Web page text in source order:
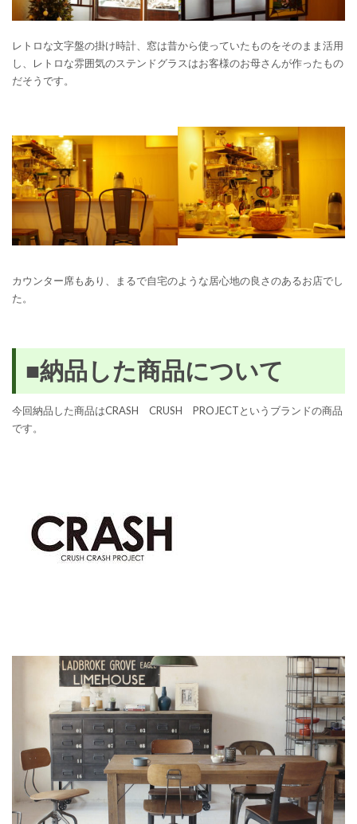
レトロな文字盤の掛け時計、窓は昔から使っていたものをそのまま活用
し、レトロな雰囲気のステンドグラスはお客様のお母さんが作ったもの
だそうです。
カウンター席もあり、まるで自宅のような居心地の良さのあるお店でし
た。
■納品した商品について
今回納品した商品はCRASH CRUSH PROJECTというブランドの商品
です。